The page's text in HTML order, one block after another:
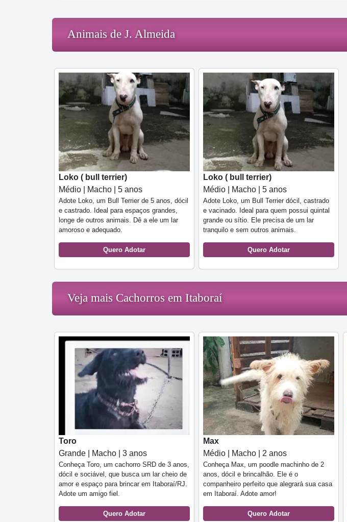
Animais de J. Almeida
Loko ( bull terrier)
Médio | Macho | 5 anos
Adote Loko, um Bull Terrier de 5 anos, dócil
e castrado. Ideal para espaços grandes,
longe de outros animais. Dê a ele um lar
amoroso e adequado.
Quero Adotar
Loko ( bull terrier)
Médio | Macho | 5 anos
Adote Loko, um Bull Terrier dócil, castrado
e vacinado. Ideal para quem possui quintal
grande ou sítio. Ele precisa de um lar
tranquilo e sem outros animais.
Quero Adotar
Veja mais Cachorros em Itaboraí
Toro
Grande | Macho | 3 anos
Conheça Toro, um cachorro SRD de 3 anos,
dócil e sociável, que busca um lar cheio de
amor e espaço para brincar em Itaboraí/RJ.
Adote um amigo fiel.
Quero Adotar
Max
Médio | Macho | 2 anos
Conheça Max, um poodle machinho de 2
anos, dócil e brincalhão. Ele é o
companheiro perfeito que alegrará sua casa
em Itaboraí. Adote amor!
Quero Adotar